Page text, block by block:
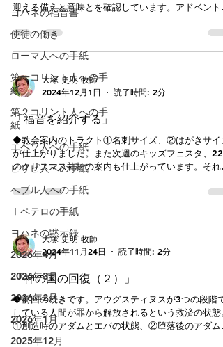
ヨハネの福音書
使徒の働き
ローマ人への手紙
第一コリント人への手
紙
第２コリント人への手
紙
エペソ人への手紙
ピリピ人への手紙
へブル人への手紙
Ⅰペテロの手紙
ヨハネの黙示録
2026年4月
2026年3月
2026年2月
2026年1月
2025年12月
迎える備えと意味とを確認しています。アドベント
日本語で「待降節」と言い、キリストの降誕を待ち
む意味を表しています。「アドベント」の語源はラ
大塚 史明 牧師
2024年12月1日
読了時間: 2分
「福音を紹介する」
◆教会案内のトラクト①名刺サイズ、②はがきサイ
が仕上がりました。また次週のキッズフェスタ、22
のクリスマス礼拝の案内も仕上がっています。それ
の国を知らせることができます。普段、なかなか直
福音を伝える機会がなくても、また...
大塚 史明 牧師
2024年11月24日
読了時間: 2分
「神の国の回復（２）」
◆前回の続きです。アウグスティヌスが3つの段階で
している人間が罪から解放されるという救済の状態
①創造時のアダムとエバの状態、②堕落後のアダム
エバから続く人間全体の状態、③キリストによって